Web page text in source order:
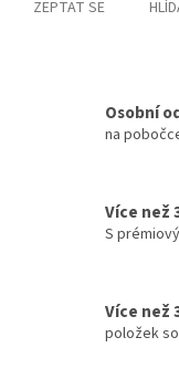
ZEPTAT SE
Osobní
na
Více než
S
Více než
položek